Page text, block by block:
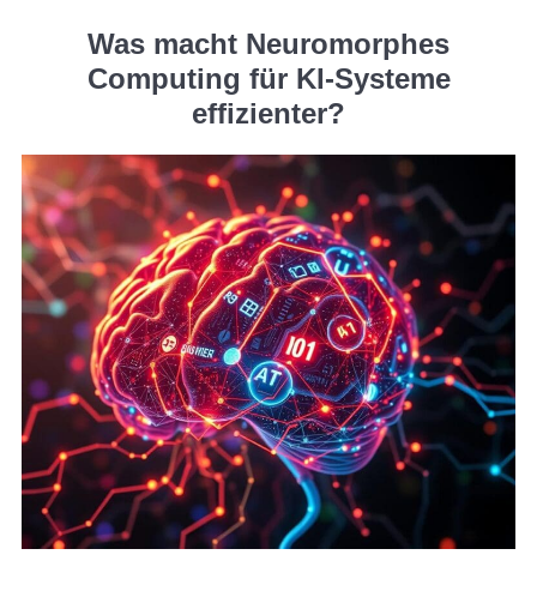
Was macht Neuromorphes
Computing für KI-Systeme
effizienter?